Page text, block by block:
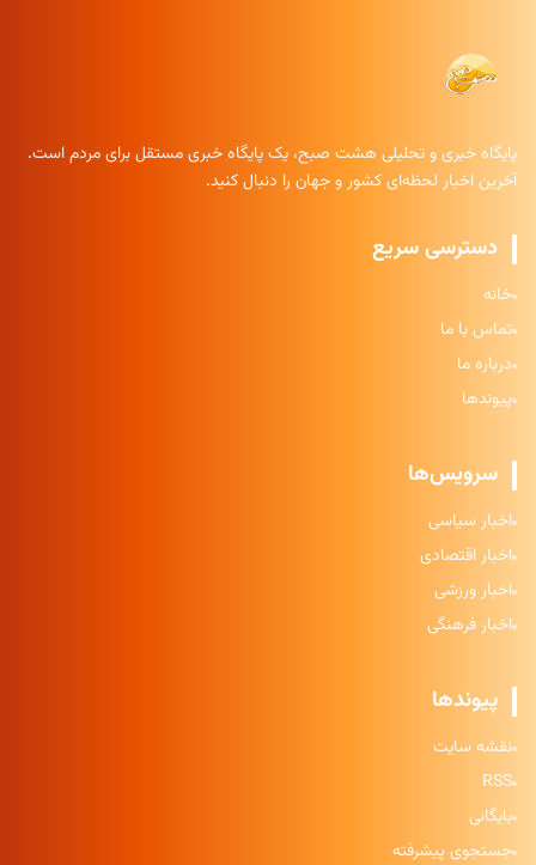
پایگاه خبری و تحلیلی هشت صبح، یک پایگاه خبری مستقل برای مردم است.
آخرین اخبار لحظه‌ای کشور و جهان را دنبال کنید.
دسترسی سریع
خانه
تماس با ما
درباره ما
پیوندها
سرویس‌ها
اخبار سیاسی
اخبار اقتصادی
اخبار ورزشی
اخبار فرهنگی
پیوندها
نقشه سایت
RSS
بایگانی
جستجوی پیشرفته